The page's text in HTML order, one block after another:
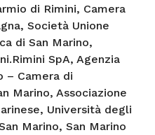
di Rimini, Camera
Società Unione
di San Marino,
SpA, Agenzia
– Camera di
Marino, Associazione
Università degli
Marino, San Marino